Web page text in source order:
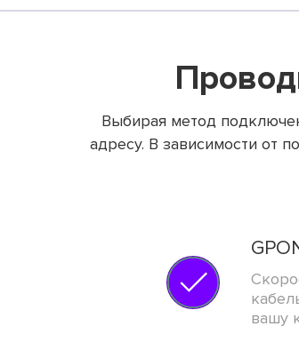
Выбирая метод
адресу. В зависимости от
вашу